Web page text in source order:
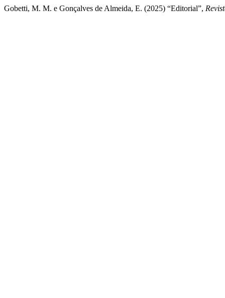
Gobetti, M. M. e Gonçalves de Almeida, E. (2025) “Editorial”,